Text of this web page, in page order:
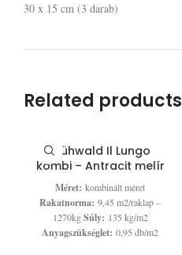
30 x 15 cm (3 darab)
Related products
Frühwald Il Lungo
kombi – Antracit melír
Méret: kombinált méret
Rakatnorma: 9,45 m2/raklap –
1270kgSúly: 135 kg/m2
Anyagszükséglet: 0,95 db/m2